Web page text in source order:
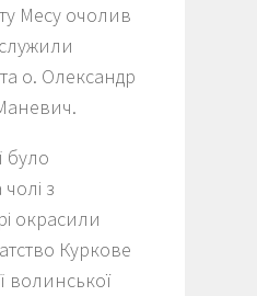
Месу очолив
о. Олександр
було
з
окрасили
Куркове
волинської